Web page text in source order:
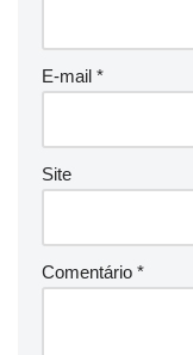
E-mail *
Site
Comentário *